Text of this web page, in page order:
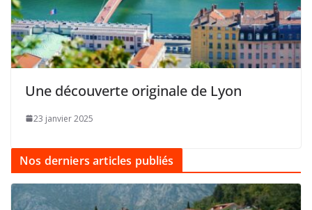
Une découverte originale de Lyon
23 janvier 2025
Nos derniers articles publiés